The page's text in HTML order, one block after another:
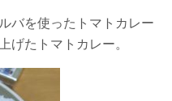
バを使ったトマトカレー
げたトマトカレー。